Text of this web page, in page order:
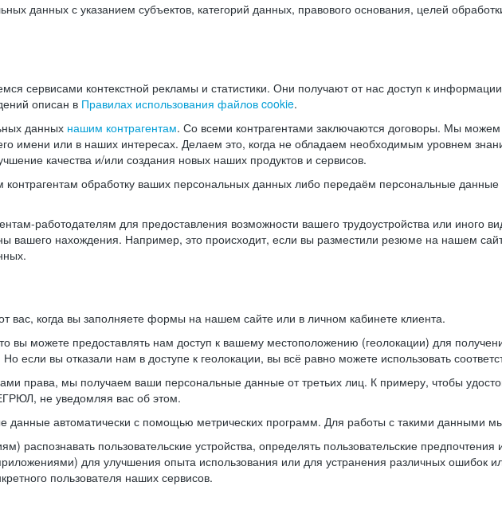
данных с указанием субъектов, категорий данных, правового основания, целей
сервисами контекстной рекламы и статистики. Они получают от нас доступ к
описан в Правилах использования файлов cookie.
данных нашим контрагентам. Со всеми контрагентами заключаются договоры. Мы можем
имени или в наших интересах. Делаем это, когда не обладаем необходимым уровнем
качества и/или создания новых наших продуктов и сервисов.
обработку ваших персональных данных либо передаём персональные данные
работодателям для предоставления возможности вашего трудоустройства или иного
вашего нахождения. Например, это происходит, если вы разместили резюме на нашем
когда вы заполняете формы на нашем сайте или в личном кабинете клиента.
вы можете предоставлять нам доступ к вашему местоположению (геолокации) для
если вы отказали нам в доступе к геолокации, вы всё равно можете использовать
права, мы получаем ваши персональные данные от третьих лиц. К примеру, чтобы
не уведомляя вас об этом.
данные автоматически с помощью метрических программ. Для работы с такими данными
пользовательские устройства, определять пользовательские предпочтения и
для улучшения опыта использования или для устранения различных ошибок
пользователя наших сервисов.